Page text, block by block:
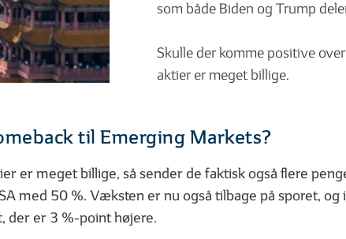
som både Biden og Trump
Skulle der komme positive
aktier er meget billige.
til Emerging Markets?
er meget billige, så sender de faktisk også flere
med 50 %. Væksten er nu også tilbage på sporet,
der er 3 %-point højere.